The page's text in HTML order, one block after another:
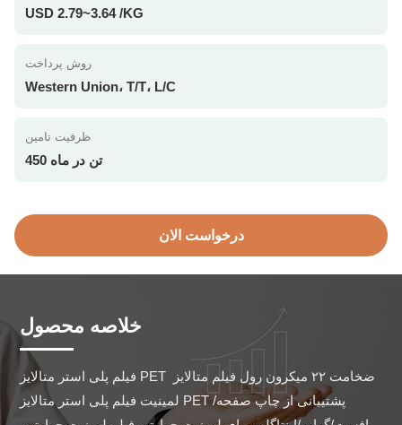
USD 2.79~3.64 /KG
روش پرداخت
Western Union، T/T، L/C
ظرفیت تامین
450 تن در ماه
درخواست الان
خلاصه محصول
فیلم پلی استر متالایز PET ضخامت ۲۲ میکرون رول فیلم متالایز
لمینیت فیلم پلی استر متالایز PET پشتیبانی از چاپ صفحه/